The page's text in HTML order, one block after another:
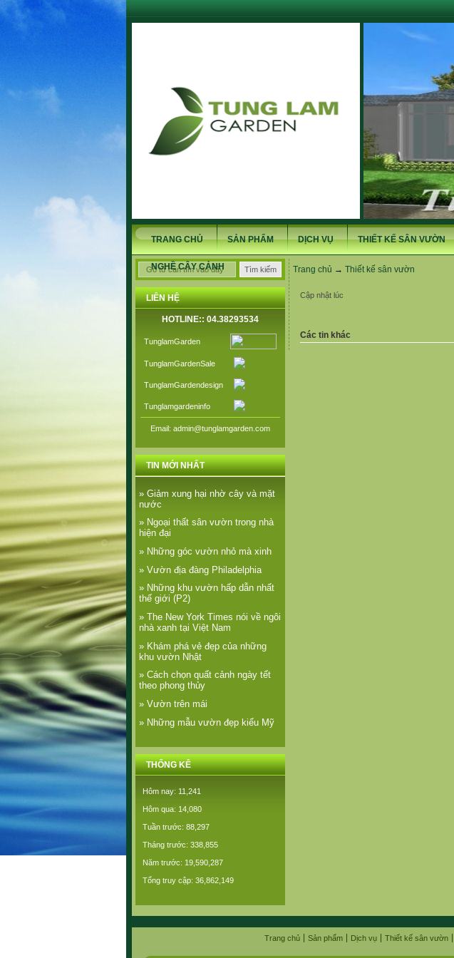
TRANG CHỦ SẢN PHẨM DỊCH VỤ THIẾT KẾ SÂN VƯỜN
NGHỀ CÂY CẢNH
LIÊN HỆ
HOTLINE:: 04.38293534
TunglamGarden
TunglamGardenSale
TunglamGardendesign
Tunglamgardeninfo
Email: admin@tunglamgarden.com
TIN MỚI NHẤT
» Giảm xung hại nhờ cây và mặt
nước
» Ngoại thất sân vườn trong nhà
hiện đại
» Những góc vườn nhỏ mà xinh
» Vườn địa đàng Philadelphia
» Những khu vườn hấp dẫn nhất
thế giới (P2)
» The New York Times nói về ngôi
nhà xanh tại Việt Nam
» Khám phá vẻ đẹp của những
khu vườn Nhật
» Cách chọn quất cảnh ngày tết
theo phong thủy
» Vườn trên mái
» Những mẫu vườn đẹp kiểu Mỹ
THỐNG KÊ
Hôm nay: 11,241
Hôm qua: 14,080
Tuần trước: 88,297
Tháng trước: 338,855
Năm trước: 19,590,287
Tổng truy cập: 36,862,149
Trang chủ → Thiết kế sân vườn
Cập nhật lúc
Các tin khác
Trang chủ Sản phẩm Dịch vụ Thiết kế sân vườn